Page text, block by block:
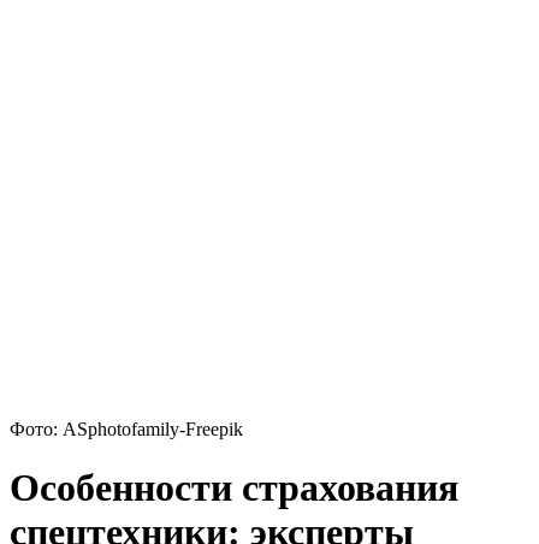
Фото: ASphotofamily-Freepik
Особенности страхования
спецтехники: эксперты